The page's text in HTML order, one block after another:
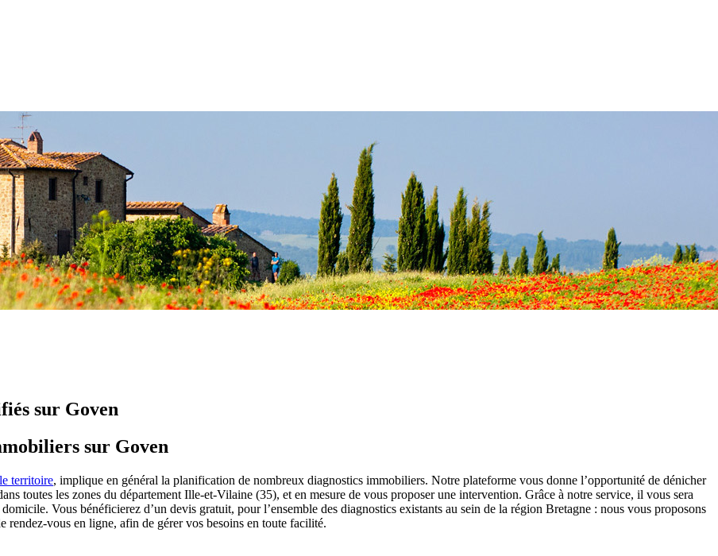
sur Goven
sur Goven
territoire, implique en général la planification de nombreux diagnostics immobiliers. Notre plateforme vous donne l’opportunité de dénicher
toutes les zones du département Ille-et-Vilaine (35), et en mesure de vous proposer une intervention. Grâce à notre service, il vous sera
Vous bénéficierez d’un devis gratuit, pour l’ensemble des diagnostics existants au sein de la région Bretagne : nous vous proposons
rendez-vous en ligne, afin de gérer vos besoins en toute facilité.